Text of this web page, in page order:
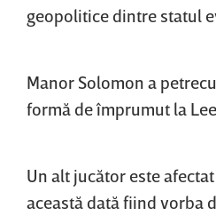
geopolitice dintre statul
Manor Solomon a
formă de împrumut la
Un alt jucător este
această dată fiind vorba